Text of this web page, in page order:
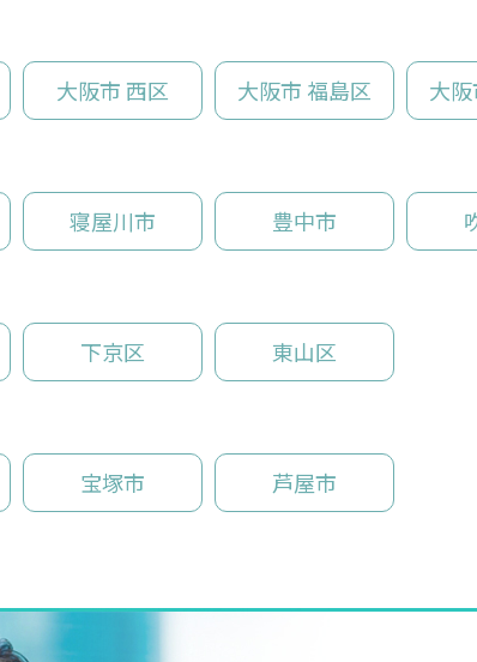
大阪市 西区 大阪市 福島区 大
寝屋川市 豊中市
下京区 東山区
宝塚市 芦屋市